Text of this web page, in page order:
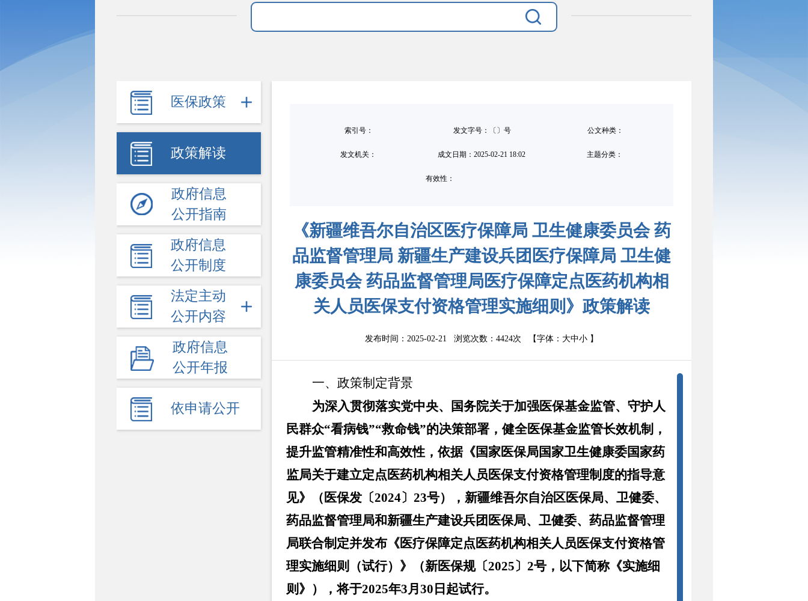
医保政策
政策解读
政府信息
公开指南
政府信息
公开制度
法定主动
公开内容
政府信息
公开年报
依申请公开
索引号： 发文字号：〔〕号 公文种类：
发文机关： 成文日期：2025-02-21 18:02 主题分类：
有效性：
《新疆维吾尔自治区医疗保障局 卫生健康委员会 药
品监督管理局 新疆生产建设兵团医疗保障局 卫生健
康委员会 药品监督管理局医疗保障定点医药机构相
关人员医保支付资格管理实施细则》政策解读
发布时间：2025-02-21 浏览次数：4424次 【字体： 大中小 】
一、 政策制定背景
为深入贯彻落实党中央、国务院关于加强医保基金监管、守护人
民群众“看病钱”“救命钱”的决策部署，健全医保基金监管长效机制，
提升监管精准性和高效性 ，依据《国家医保局国家卫生健康委国家药
监局关于建立定点医药机构相关人员医保支付资格管理制度的指导意
见》（医保发〔2024〕23号），新疆维吾尔自治区医保局、卫健委、
药品监督管理局和新疆生产建设兵团 医保局、卫健委、药品监督管理
局联合制定并发布《医疗保障定点医药机构相关人员医保支付资格管
理实施细则（试行）》（新医保规〔2025〕2号，以下简称《实施细
则》），将于2025年3月30 日起试行。